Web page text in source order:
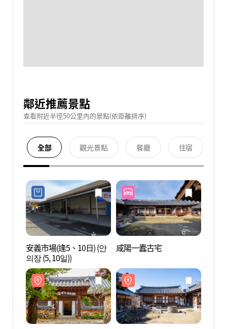
鄰近推薦景點
查看附近半徑50公里內的景點(依距離排序)
全部 觀光景點 餐廳 住宿
安義市場(逢5、10日) (안
의장 (5, 10일))
咸陽一蠹古宅